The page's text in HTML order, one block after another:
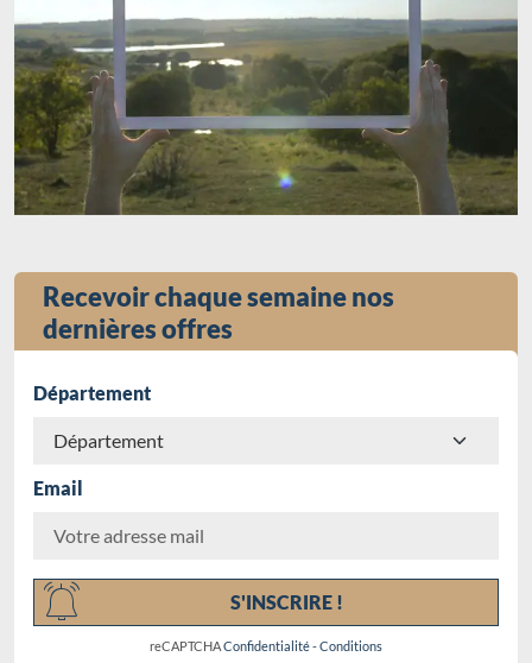
Recevoir chaque semaine nos
dernières offres
Département
Email
S'INSCRIRE !
reCAPTCHAConfidentialité-Conditions